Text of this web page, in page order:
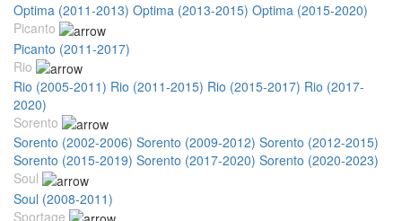
Optima (2011-2013) Optima (2013-2015) Optima (2015-2020)
Picanto
Picanto (2011-2017)
Rio
Rio (2005-2011) Rio (2011-2015) Rio (2015-2017) Rio (2017-
2020)
Sorento
Sorento (2002-2006) Sorento (2009-2012) Sorento (2012-2015)
Sorento (2015-2019) Sorento (2017-2020) Sorento (2020-2023)
Soul
Soul (2008-2011)
Sportage